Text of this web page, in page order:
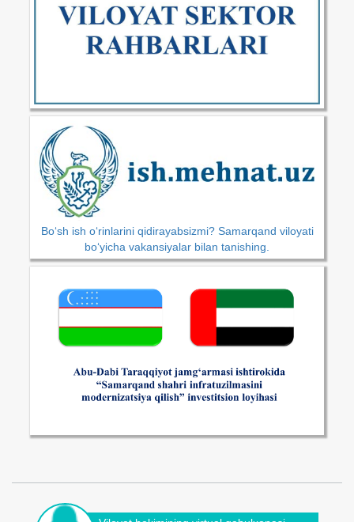
Bo‘sh ish o‘rinlarini qidirayabsizmi? Samarqand viloyati
bo‘yicha vakansiyalar bilan tanishing.